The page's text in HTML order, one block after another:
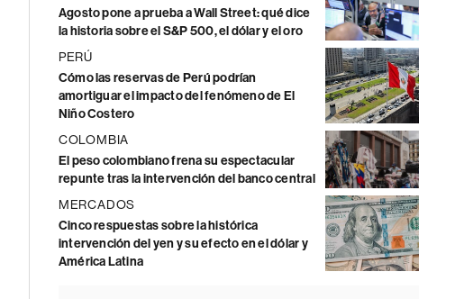
Agosto pone a prueba a Wall Street: qué dice
la historia sobre el S&P 500, el dólar y el oro
PERÚ
Cómo las reservas de Perú podrían
amortiguar el impacto del fenómeno de El
Niño Costero
COLOMBIA
El peso colombiano frena su espectacular
repunte tras la intervención del banco central
MERCADOS
Cinco respuestas sobre la histórica
intervención del yen y su efecto en el dólar y
América Latina